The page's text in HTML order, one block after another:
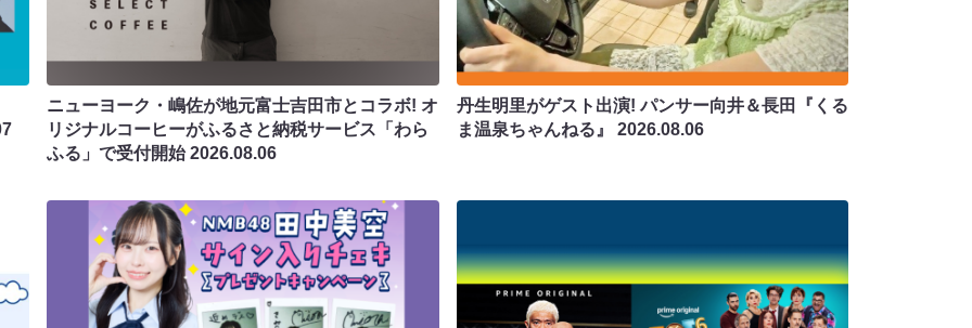
ニューヨーク・嶋佐が地元富士吉田市とコラボ! オ
リジナルコーヒーがふるさと納税サービス「わら
ふる」で受付開始2026.08.06
丹生明里がゲスト出演! パンサー向井＆長田『くる
ま温泉ちゃんねる』 2026.08.06